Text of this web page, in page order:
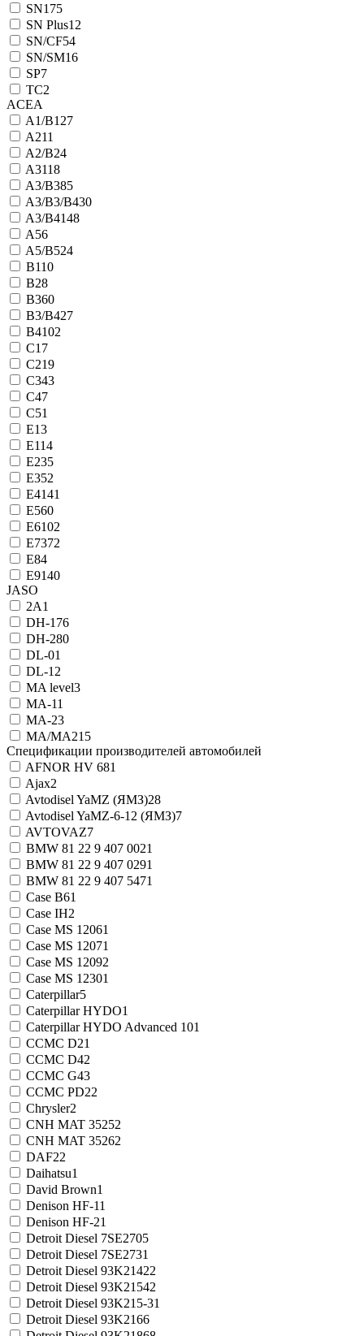
SN175
SN Plus12
SN/CF54
SN/SM16
SP7
TC2
ACEA
A1/B1 27
A211
A2/B24
A3118
A3/B385
A3/B3/B430
A3/B4148
A56
A5/B524
B110
B28
B360
B3/B427
B4102
C1 7
C219
C343
C47
C51
E13
E114
E235
E352
E4141
E560
E6102
E7372
E84
E9140
JASO
2А1
DH-1 76
DH-280
DL-01
DL-1 2
MA level3
MA-11
MA-23
MA/MA215
Спецификации производителей автомобилей
AFNOR HV 681
Ajax2
Avtodisel YaMZ (ЯМЗ)28
Avtodisel YaMZ-6-12 (ЯМЗ)7
AVTOVAZ7
BMW 81 22 9 407 0021
BMW 81 22 9 407 0291
BMW 81 22 9 407 5471
Case B61
Case IH2
Case MS 12061
Case MS 12071
Case MS 12092
Case MS 12301
Caterpillar5
Caterpillar HYDO1
Caterpillar HYDO Advanced 101
CCMC D21
CCMC D42
CCMC G43
CCMC PD22
Chrysler2
CNH MAT 35252
CNH MAT 35262
DAF22
Daihatsu1
David Brown1
Denison HF-11
Denison HF-21
Detroit Diesel 7SE2705
Detroit Diesel 7SE2731
Detroit Diesel 93K21422
Detroit Diesel 93K21542
Detroit Diesel 93K215-31
Detroit Diesel 93K2166